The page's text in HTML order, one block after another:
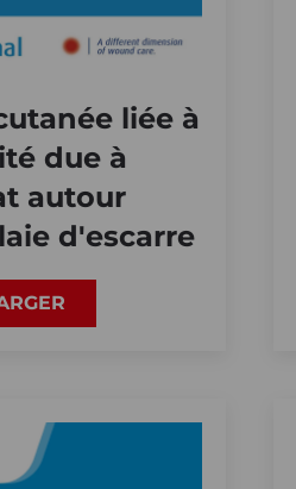
liée à
due à
autour
d'escarre